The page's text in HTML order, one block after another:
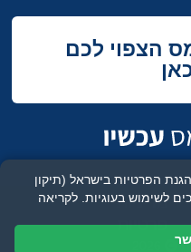
הצפוי לכם
מדיניות
פרטיות
הפרטיות בישראל (תיקון
לקריאה